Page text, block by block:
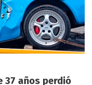
37 años perdió